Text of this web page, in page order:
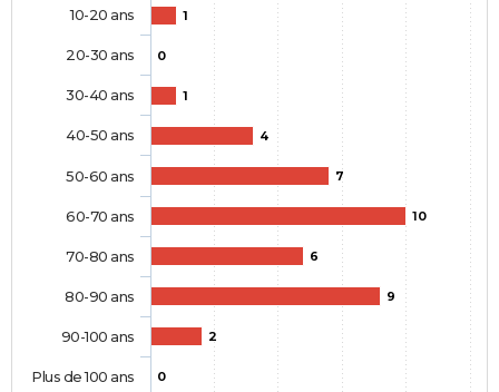
1
0
1
4
7
10
6
9
2
0
10-20 ans
20-30 ans
30-40 ans
40-50 ans
50-60 ans
60-70 ans
70-80 ans
80-90 ans
90-100 ans
Plus de 100 ans